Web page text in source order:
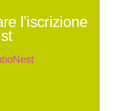
l’iscrizione